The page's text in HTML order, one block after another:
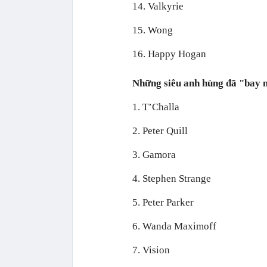
14. Valkyrie
15. Wong
16. Happy Hogan
Những siêu anh hùng đã "bay
1. T’Challa
2. Peter Quill
3. Gamora
4. Stephen Strange
5. Peter Parker
6. Wanda Maximoff
7. Vision